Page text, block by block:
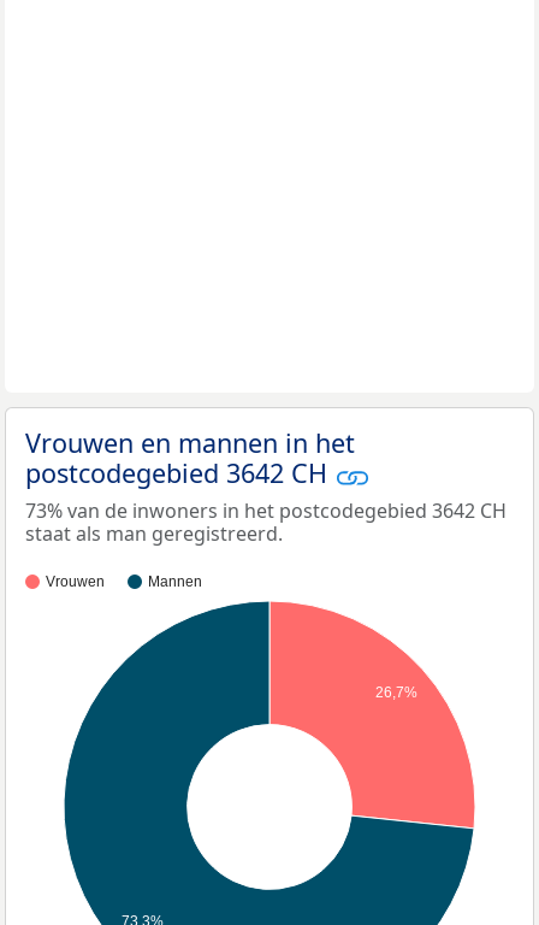
Vrouwen en mannen in het
postcodegebied 3642 CH
73% van de inwoners in het postcodegebied 3642 CH
staat als man geregistreerd.
Vrouwen Mannen
26,7%
73,3%